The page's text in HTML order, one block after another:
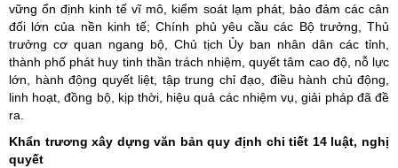
vững ổn định kinh tế vĩ mô, kiểm soát lạm phát, bảo đảm các cân
đối lớn của nền kinh tế; Chính phủ yêu cầu các Bộ trưởng, Thủ
trưởng cơ quan ngang bộ, Chủ tịch Ủy ban nhân dân các tỉnh,
thành phố phát huy tinh thần trách nhiệm, quyết tâm cao độ, nỗ lực
lớn, hành động quyết liệt, tập trung chỉ đạo, điều hành chủ động,
linh hoạt, đồng bộ, kịp thời, hiệu quả các nhiệm vụ, giải pháp đã đề
ra.
Khẩn trương xây dựng văn bản quy định chi tiết 14 luật, nghị
quyết